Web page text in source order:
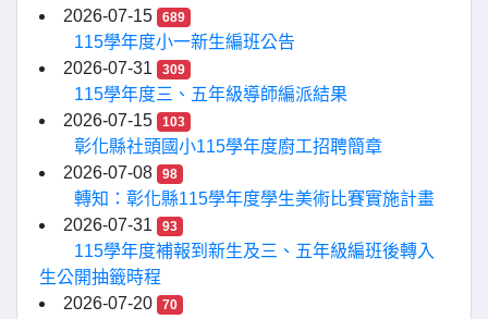
2026-07-15
689
115學年度小一新生編班公告
2026-07-31
309
115學年度三、五年級導師編派結果
2026-07-15
103
彰化縣社頭國小115學年度廚工招聘簡章
2026-07-08
98
轉知：彰化縣115學年度學生美術比賽實施計畫
2026-07-31
93
115學年度補報到新生及三、五年級編班後轉入
生公開抽籤時程
2026-07-20
70